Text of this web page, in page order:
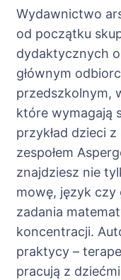
Wydawnictwo
od początku
dydaktycznych
głównym
przedszkolnym,
które wymagają
przykład dzieci
zespołem
znajdziesz nie
mowę, język
zadania
koncentracji.
praktycy –
pracują z